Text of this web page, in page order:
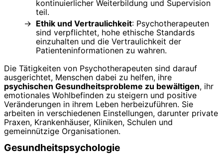
kontinuierlicher Weiterbildung und Supervision
teil.
Ethik und Vertraulichkeit: Psychotherapeuten
sind verpflichtet, hohe ethische Standards
einzuhalten und die Vertraulichkeit der
Patienteninformationen zu wahren.
Die Tätigkeiten von Psychotherapeuten sind darauf
ausgerichtet, Menschen dabei zu helfen, ihre
psychischen Gesundheitsprobleme zu bewältigen, ihr
emotionales Wohlbefinden zu steigern und positive
Veränderungen in ihrem Leben herbeizuführen. Sie
arbeiten in verschiedenen Einstellungen, darunter private
Praxen, Krankenhäuser, Kliniken, Schulen und
gemeinnützige Organisationen.
Gesundheitspsychologie